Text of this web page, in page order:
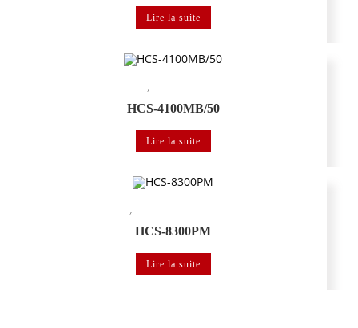
Lire la suite
,
HCS-4100MB/50
Lire la suite
,
HCS-8300PM
Lire la suite